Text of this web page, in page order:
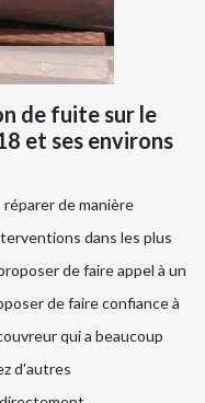
de fuite sur le
et ses environs
de manière
dans les plus
de faire appel à un
de faire confiance à
qui a beaucoup
d'autres